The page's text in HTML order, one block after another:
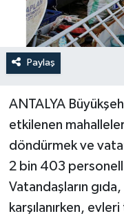
Paylaş
ANTALYA
etkilenen
döndürmek ve
2 bin 403
Vatandaşların
karşılanırken,